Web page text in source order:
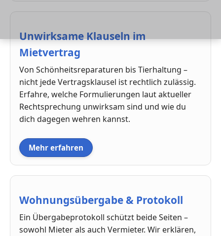
Unwirksame Klauseln im
Mietvertrag
Von Schönheitsreparaturen bis Tierhaltung –
nicht jede Vertragsklausel ist rechtlich zulässig.
Erfahre, welche Formulierungen laut aktueller
Rechtsprechung unwirksam sind und wie du
dich dagegen wehren kannst.
Mehr erfahren
Wohnungsübergabe & Protokoll
Ein Übergabeprotokoll schützt beide Seiten –
sowohl Mieter als auch Vermieter. Wir erklären,